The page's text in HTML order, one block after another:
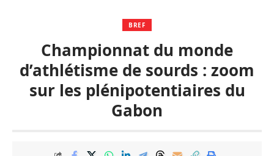
BREF
Championnat du monde
d’athlétisme de sourds : zoom
sur les plénipotentiaires du
Gabon